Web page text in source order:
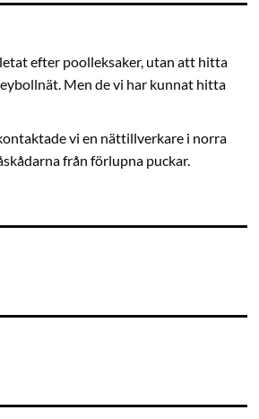
efter poolleksaker, utan att hitta
Men de vi har kunnat hitta
vi en nättillverkare i norra
från förlupna puckar.